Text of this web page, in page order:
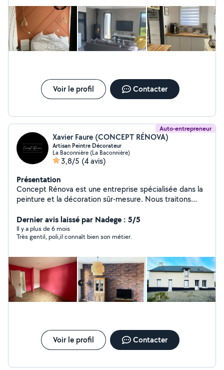
Voir le profil Contacter
Auto-entrepreneur
Xavier Faure (CONCEPT RÉNOVA)
Artisan Peintre Décorateur
La Baconnière (La Baconnière)
3,8/5 (4 avis)
Présentation
Concept Rénova est une entreprise spécialisée dans la
peinture et la décoration sûr-mesure. Nous traitons
notre attention aux détails sont notre passion et seuls
les produits de la plus haute qualité feront l'affaire, pour
les meilleurs résultats à chaque fois.
Dernier avis laissé par Nadege : 5/5
Il y a plus de 6 mois
Très gentil, poli,il connaît bien son métier.
Voir le profil Contacter